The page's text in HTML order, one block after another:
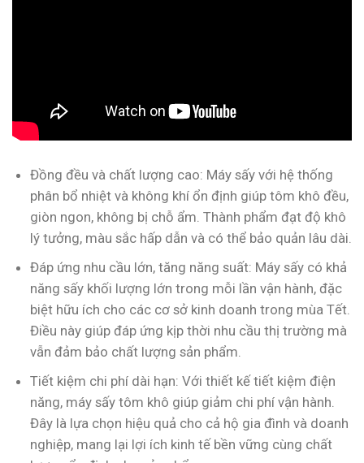
Đồng đều và chất lượng cao: Máy sấy với hệ thống
phân bổ nhiệt và không khí ổn định giúp tôm khô đều,
giòn ngon, không bị chỗ ẩm. Thành phẩm đạt độ khô
lý tưởng, màu sắc hấp dẫn và có thể bảo quản lâu dài.
Đáp ứng nhu cầu lớn, tăng năng suất: Máy sấy có khả
năng sấy khối lượng lớn trong mỗi lần vận hành, đặc
biệt hữu ích cho các cơ sở kinh doanh trong mùa Tết.
Điều này giúp đáp ứng kịp thời nhu cầu thị trường mà
vẫn đảm bảo chất lượng sản phẩm.
Tiết kiệm chi phí dài hạn: Với thiết kế tiết kiệm điện
năng, máy sấy tôm khô giúp giảm chi phí vận hành.
Đây là lựa chọn hiệu quả cho cả hộ gia đình và doanh
nghiệp, mang lại lợi ích kinh tế bền vững cùng chất